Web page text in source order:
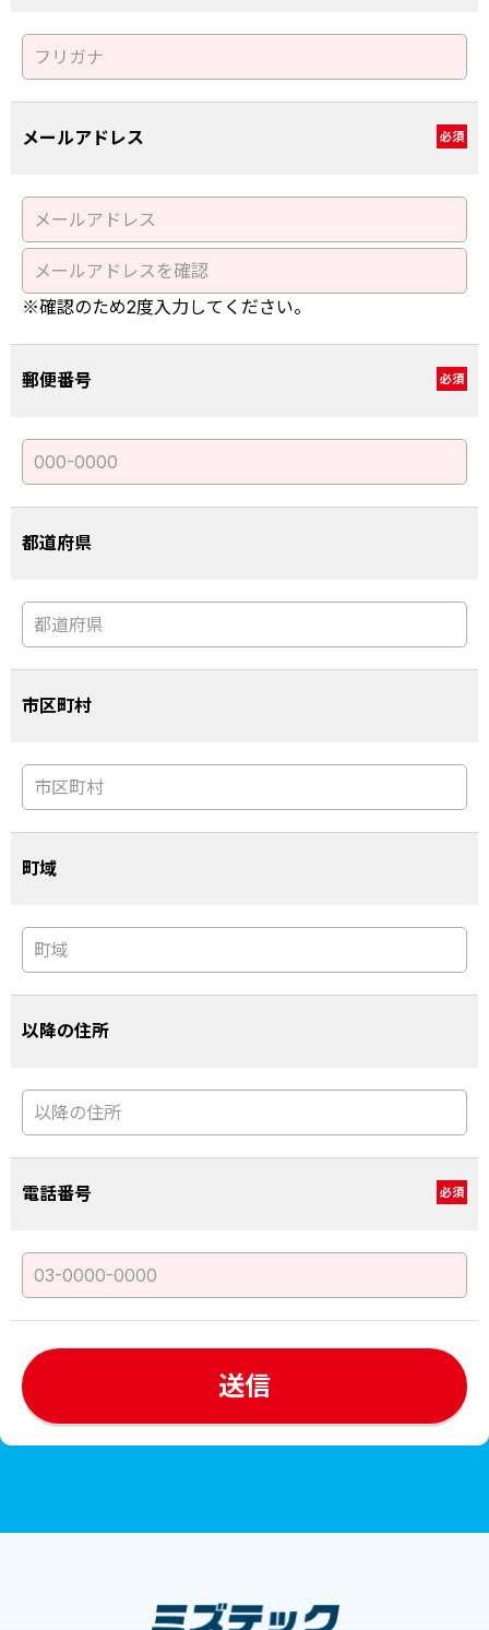
メールアドレス 必須
※確認のため2度入力してください。
郵便番号 必須
都道府県
市区町村
町域
以降の住所
電話番号 必須